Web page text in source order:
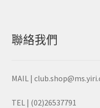
聯絡我們
MAIL |
TEL | (02)26537791